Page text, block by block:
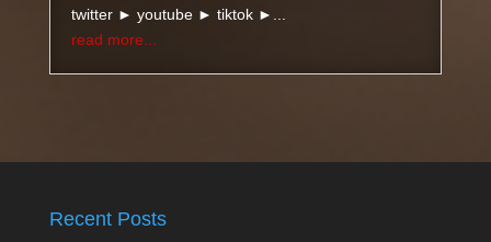
twitter ► youtube ► tiktok ►...
read more...
Recent Posts